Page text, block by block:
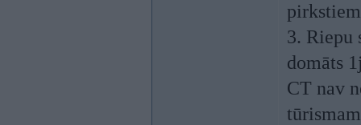
3. Riepu
domāts
CT nav